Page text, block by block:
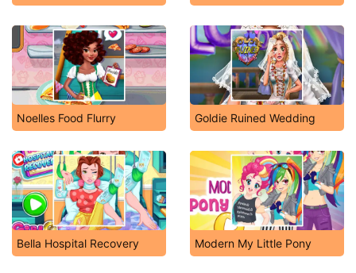
Noelles Food Flurry Goldie Ruined Wedding
Bella Hospital Recovery Modern My Little Pony